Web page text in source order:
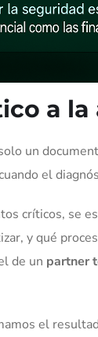
a la
un
el
críticos, se
y qué
de un partner
el